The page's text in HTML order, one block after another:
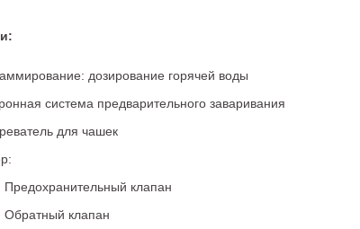
дозирование горячей воды
cистема предварительного заваривания
для чашек
Предохранительный клапан
Обратный клапан